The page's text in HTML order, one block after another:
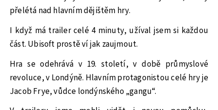
přelétá nad hlavním dějištěm hry.
I když má trailer celé 4 minuty, užíval jsem si každou
část. Ubisoft prostě ví jak zaujmout.
Hra se odehrává v 19. století, v době průmyslové
revoluce, v Londýně. Hlavním protagonistou celé hry je
Jacob Frye, vůdce londýnského „gangu“.